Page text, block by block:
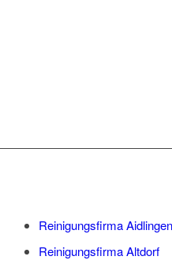
Reinigungsfirma Aidlingen
Reinigungsfirma Altdorf